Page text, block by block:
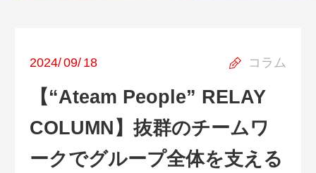
コラム
2024/09/ 18
【“Ateam People” RELAY
COLUMN】抜群のチームワ
ークでグループ全体を支える